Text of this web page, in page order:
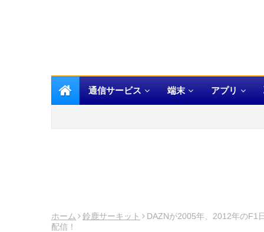
通信サービス 端末 アプリ
ホーム 鈴鹿サーキット
DAZNが2005年、2012年のF1
配信！